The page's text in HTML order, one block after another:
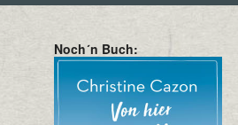
Noch´n Buch: